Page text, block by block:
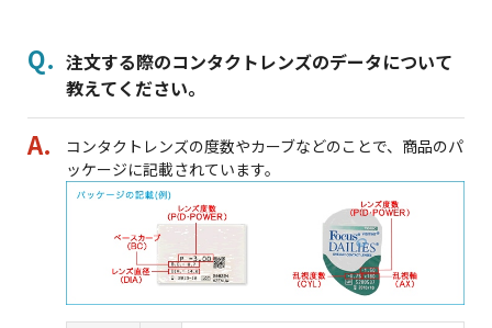
注文する際のコンタクトレンズのデータについて
教えてください。
コンタクトレンズの度数やカーブなどのことで、商品のパ
ッケージに記載されています。